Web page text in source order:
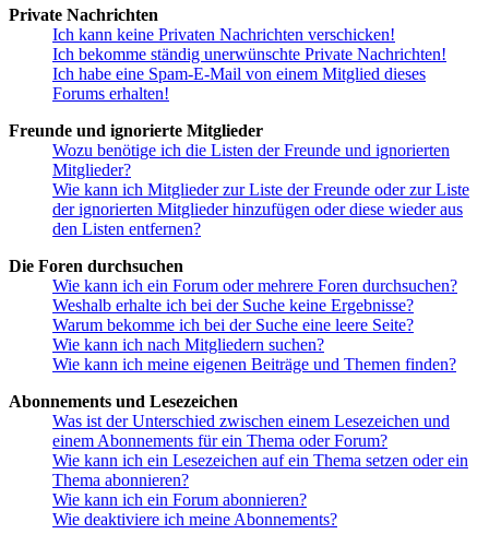
Private Nachrichten
Ich kann keine Privaten Nachrichten verschicken!
Ich bekomme ständig unerwünschte Private Nachrichten!
Ich habe eine Spam-E-Mail von einem Mitglied dieses
Forums erhalten!
Freunde und ignorierte Mitglieder
Wozu benötige ich die Listen der Freunde und ignorierten
Mitglieder?
Wie kann ich Mitglieder zur Liste der Freunde oder zur Liste
der ignorierten Mitglieder hinzufügen oder diese wieder aus
den Listen entfernen?
Die Foren durchsuchen
Wie kann ich ein Forum oder mehrere Foren durchsuchen?
Weshalb erhalte ich bei der Suche keine Ergebnisse?
Warum bekomme ich bei der Suche eine leere Seite?
Wie kann ich nach Mitgliedern suchen?
Wie kann ich meine eigenen Beiträge und Themen finden?
Abonnements und Lesezeichen
Was ist der Unterschied zwischen einem Lesezeichen und
einem Abonnements für ein Thema oder Forum?
Wie kann ich ein Lesezeichen auf ein Thema setzen oder ein
Thema abonnieren?
Wie kann ich ein Forum abonnieren?
Wie deaktiviere ich meine Abonnements?